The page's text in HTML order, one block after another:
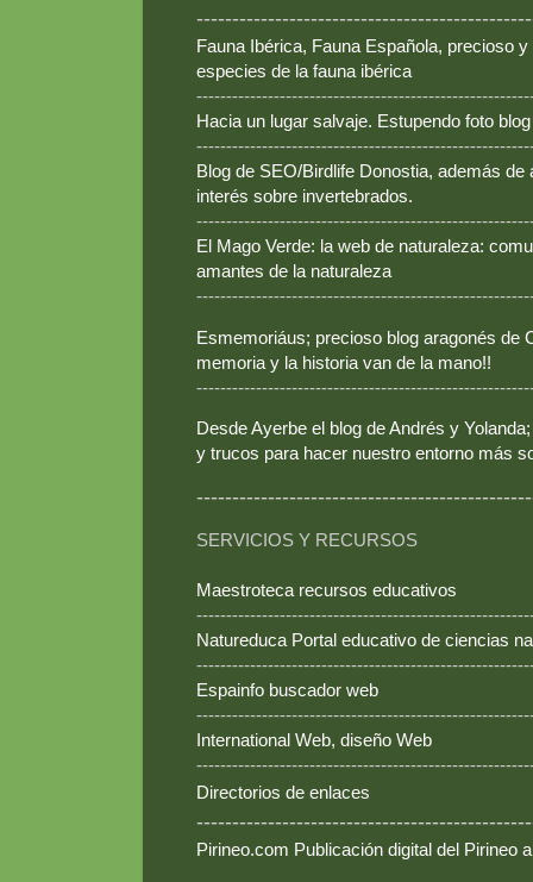
Fauna Ibérica, Fauna Española, precioso
especies de la fauna ibérica
Hacia un lugar salvaje. Estupendo foto
Blog de SEO/Birdlife Donostia, además
interés sobre invertebrados.
El Mago Verde: la web de naturaleza:
amantes de la naturaleza
Esmemoriáus; precioso blog aragonés de
memoria y la historia van de la mano!!
Desde Ayerbe el blog de Andrés y
y trucos para hacer nuestro entorno más
SERVICIOS Y RECURSOS
Maestroteca recursos educativos
Natureduca Portal educativo de ciencias
Espainfo buscador web
International Web, diseño Web
Directorios de enlaces
Pirineo.com Publicación digital del Pirineo